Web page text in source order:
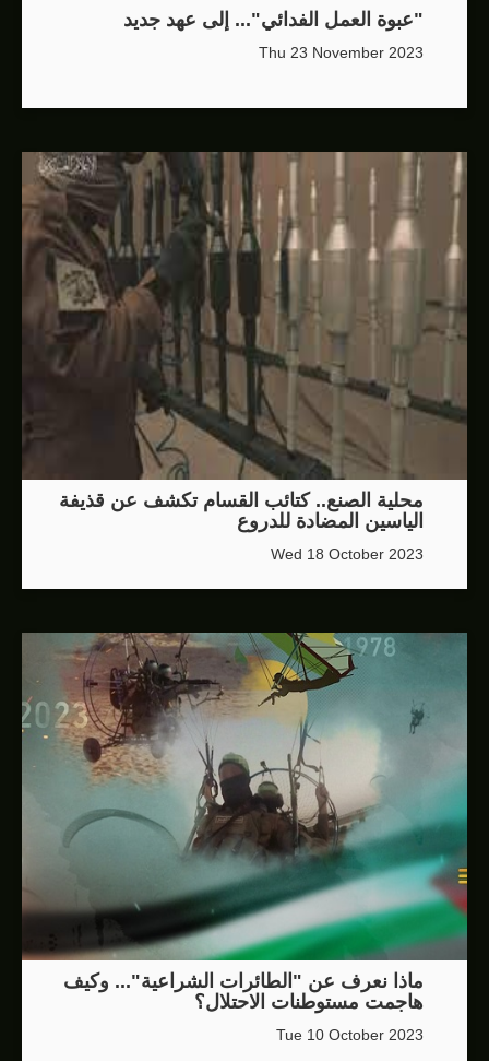
"عبوة العمل الفدائي"... إلى عهد جديد
Thu 23 November 2023
محلية الصنع.. كتائب القسام تكشف عن قذيفة
الياسين المضادة للدروع
Wed 18 October 2023
ماذا نعرف عن "الطائرات الشراعية"... وكيف
هاجمت مستوطنات الاحتلال؟
Tue 10 October 2023